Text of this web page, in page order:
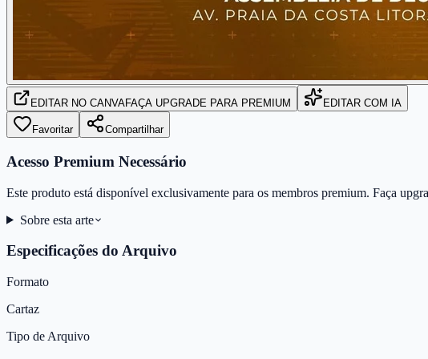
EDITAR NO CANVAFAÇA UPGRADE PARA PREMIUM EDITAR COM IA
Favoritar Compartilhar
Acesso Premium Necessário
Este produto está disponível exclusivamente para os membros premium. Faça
Sobre esta arte
Especificações do Arquivo
Formato
Cartaz
Tipo de Arquivo